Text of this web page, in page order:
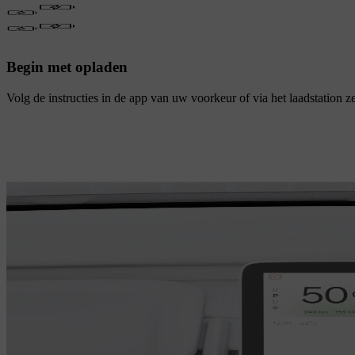
Begin met opladen
Volg de instructies in de app van uw voorkeur of via het laadstation